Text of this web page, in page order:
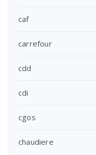
caf
carrefour
cdd
cdi
cgos
chaudiere